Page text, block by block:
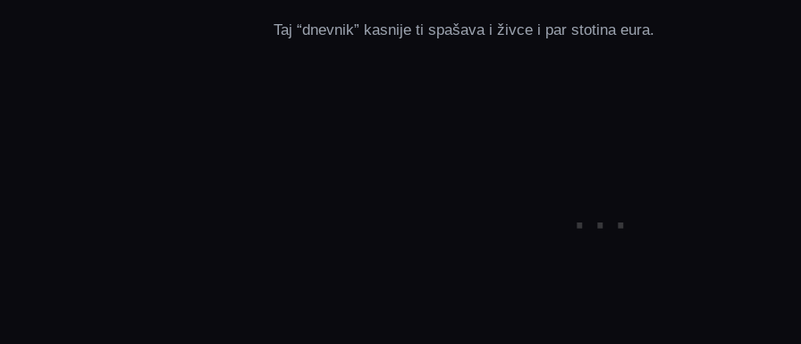
Taj “dnevnik” kasnije ti spašava i živce i par stotina eura.